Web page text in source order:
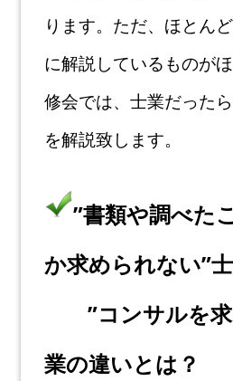
ります。ただ、ほとん
に解説しているものが
修会では、士業だった
を解説致します。
”書類や調べた
か求められない”
”コンサルを求
業の違いとは？